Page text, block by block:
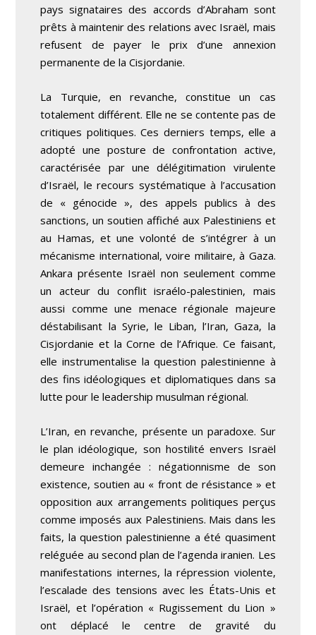
pays signataires des accords d’Abraham sont
prêts à maintenir des relations avec Israël, mais
refusent de payer le prix d’une annexion
permanente de la Cisjordanie.
La Turquie, en revanche, constitue un cas
totalement différent. Elle ne se contente pas de
critiques politiques. Ces derniers temps, elle a
adopté une posture de confrontation active,
caractérisée par une délégitimation virulente
d’Israël, le recours systématique à l’accusation
de « génocide », des appels publics à des
sanctions, un soutien affiché aux Palestiniens et
au Hamas, et une volonté de s’intégrer à un
mécanisme international, voire militaire, à Gaza.
Ankara présente Israël non seulement comme
un acteur du conflit israélo-palestinien, mais
aussi comme une menace régionale majeure
déstabilisant la Syrie, le Liban, l’Iran, Gaza, la
Cisjordanie et la Corne de l’Afrique. Ce faisant,
elle instrumentalise la question palestinienne à
des fins idéologiques et diplomatiques dans sa
lutte pour le leadership musulman régional.
L’Iran, en revanche, présente un paradoxe. Sur
le plan idéologique, son hostilité envers Israël
demeure inchangée : négationnisme de son
existence, soutien au « front de résistance » et
opposition aux arrangements politiques perçus
comme imposés aux Palestiniens. Mais dans les
faits, la question palestinienne a été quasiment
reléguée au second plan de l’agenda iranien. Les
manifestations internes, la répression violente,
l’escalade des tensions avec les États-Unis et
Israël, et l’opération « Rugissement du Lion »
ont déplacé le centre de gravité du